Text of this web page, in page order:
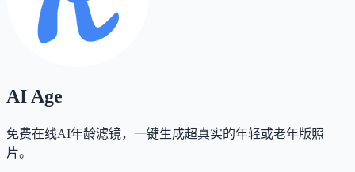
AI Age
免费在线AI年龄滤镜，一键生成超真实的年轻或老年版照
片。